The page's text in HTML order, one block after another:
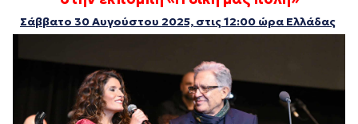
Σάββατο 30 Αυγούστου 2025, στις 12:00 ώρα Ελλάδας